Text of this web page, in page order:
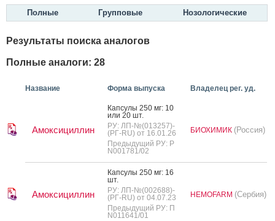
Полные Групповые Нозологические
Результаты поиска аналогов
Полные аналоги: 28
Название Форма выпуска Владелец рег. уд.
Амоксициллин
Кап­су­лы 250 мг: 10
или 20 шт.
РУ: ЛП-№(013257)-
(РГ-RU) от 16.01.26
Предыдущий РУ: Р
N001781/02
БИОХИМИК (Россия)
Амоксициллин
Кап­су­лы 250 мг: 16
шт.
РУ: ЛП-№(002688)-
(РГ-RU) от 04.07.23
Предыдущий РУ: П
N011641/01
HEMOFARM (Сербия)